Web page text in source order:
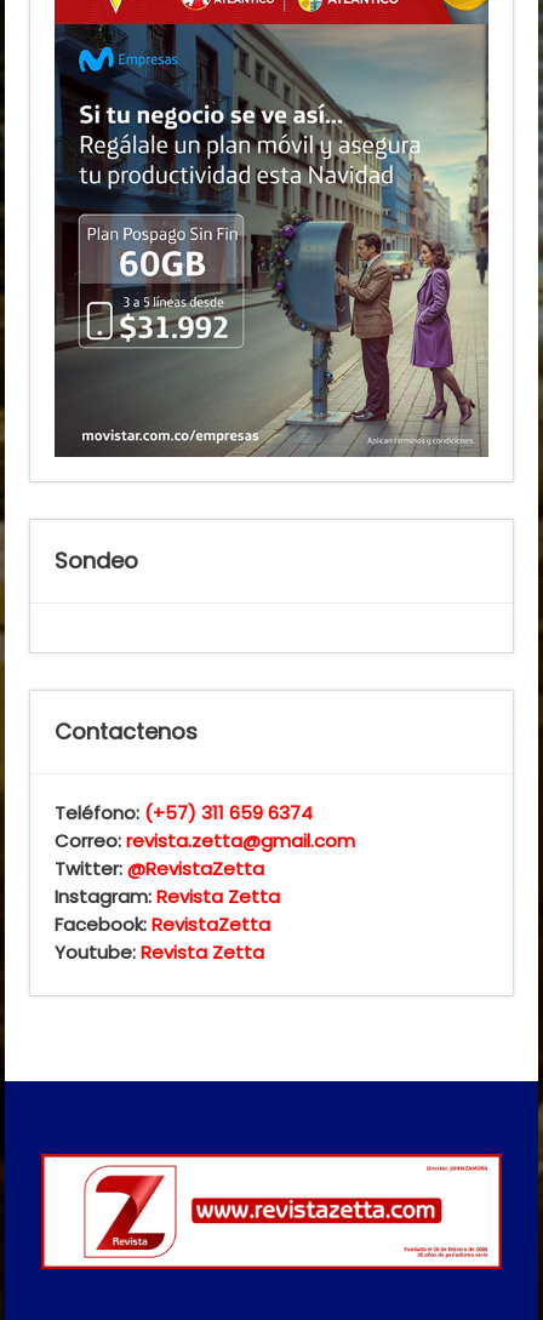
Sondeo
Contactenos
Teléfono: (+57) 311 659 6374
Correo:revista.zetta@gmail.com
Twitter:@RevistaZetta
Instagram:Revista Zetta
Facebook:RevistaZetta
Youtube:Revista Zetta